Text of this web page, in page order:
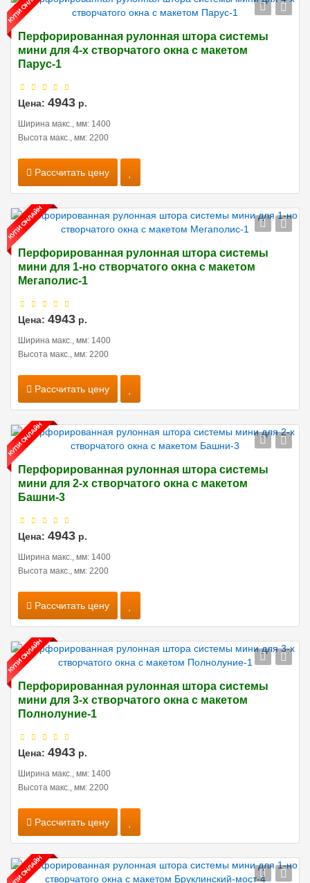
Перфорированная рулонная штора системы
мини для 4-х створчатого окна с макетом
Парус-1
Цена: 4943 р.
Ширина макс., мм: 1400
Высота макс., мм: 2200
Рассчитать цену
Перфорированная рулонная штора системы
мини для 1-но створчатого окна с макетом
Мегаполис-1
Цена: 4943 р.
Ширина макс., мм: 1400
Высота макс., мм: 2200
Рассчитать цену
Перфорированная рулонная штора системы
мини для 2-х створчатого окна с макетом
Башни-3
Цена: 4943 р.
Ширина макс., мм: 1400
Высота макс., мм: 2200
Рассчитать цену
Перфорированная рулонная штора системы
мини для 3-х створчатого окна с макетом
Полнолуние-1
Цена: 4943 р.
Ширина макс., мм: 1400
Высота макс., мм: 2200
Рассчитать цену